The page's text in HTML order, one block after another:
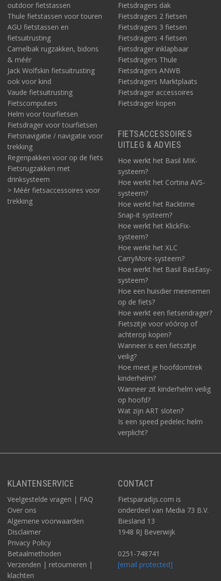
outdoor fietstassen
Thule fietstassen voor touren
AGU fietstassen en
fietsuitrusting
Camelbak rugzakken, bidons
& méér
Jack Wolfskin fietsuitrusting
ook voor kind
Vaude fietsuitrusting
Fietscomputers
Helm voor tourfietsen
Fietsdrager voor tourfietsen
Fietsnavigatie / navigatie voor
trekking
Regenpakken voor op de fiets
Fietsrugzakken met
drinksysteem
> Méér fietsaccessoires voor
trekking
Fietsdragers dak
Fietsdragers 2 fietsen
Fietsdragers 3 fietsen
Fietsdragers 4 fietsen
Fietsdrager inklapbaar
Fietsdragers Thule
Fietsdragers ANWB
Fietsdragers Marktplaats
Fietsdrager accessoires
Fietsdrager kopen
FIETSACCESSOIRES
UITLEG & ADVIES
Hoe werkt het Basil MIK-
systeem?
Hoe werkt het Cortina AVS-
systeem?
Hoe werkt het Racktime
Snap-it systeem?
Hoe werkt het KlickFix-
systeem?
Hoe werkt het XLC
CarryMore-systeem?
Hoe werkt het Basil BasEasy-
systeem?
Hoe een huisdier meenemen
op de fiets?
Hoe werkt een fietsendrager?
Fietszitje voor vóórop of
achterop kopen?
Wanneer is een fietszitje
veilig?
Hoe meet je hoofdomtrek
kinderhelm?
Wanneer zit kinderhelm veilig
op hoofd?
Wat zijn ART sloten?
Is een speed pedelec helm
verplicht?
KLANTENSERVICE
Veelgestelde vragen | FAQ
Over ons
Algemene voorwaarden
Disclaimer
Privacy Policy
Betaalmethoden
Verzenden | retourneren |
klachten
CONTACT
Fietsparadijs.com is
onderdeel van Media 73 B.V.
Biesland 13
1948 RJ Beverwijk
0251-748741
[email protected]